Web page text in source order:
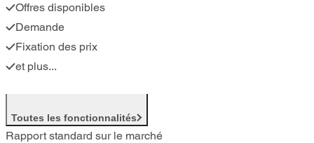
Offres disponibles
Demande
Fixation des prix
et plus...
Toutes les fonctionnalités
Rapport standard sur le marché